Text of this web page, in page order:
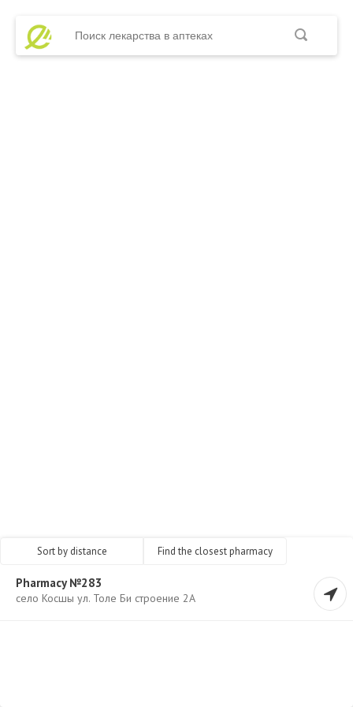
Sort by distance Find the closest pharmacy
Pharmacy №283
село Косшы ул. Толе Би строение 2А